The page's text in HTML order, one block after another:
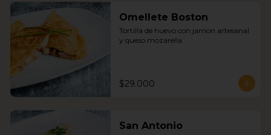
Omellete Boston
Tortilla de huevo con jamon artesanal
y queso mozarella
$29.000
San Antonio